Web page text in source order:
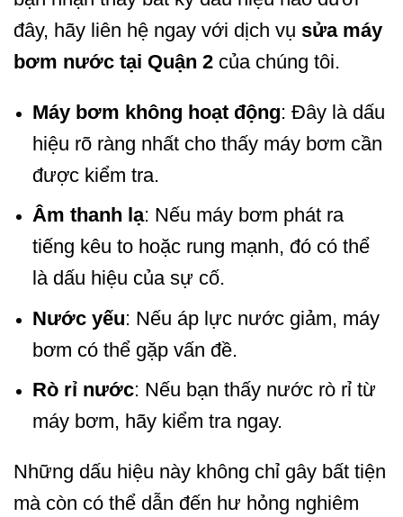
đây, hãy liên hệ ngay với dịch vụ sửa máy
bơm nước tại Quận 2 của chúng tôi.
Máy bơm không hoạt động: Đây là dấu
hiệu rõ ràng nhất cho thấy máy bơm cần
được kiểm tra.
Âm thanh lạ: Nếu máy bơm phát ra
tiếng kêu to hoặc rung mạnh, đó có thể
là dấu hiệu của sự cố.
Nước yếu: Nếu áp lực nước giảm, máy
bơm có thể gặp vấn đề.
Rò rỉ nước: Nếu bạn thấy nước rò rỉ từ
máy bơm, hãy kiểm tra ngay.
Những dấu hiệu này không chỉ gây bất tiện
mà còn có thể dẫn đến hư hỏng nghiêm